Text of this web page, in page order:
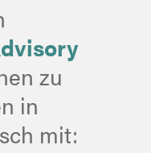
zu
in
mit: